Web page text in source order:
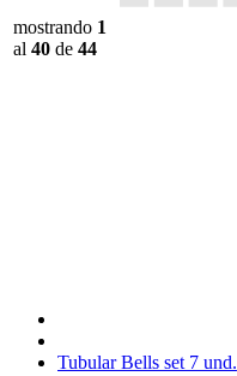
mostrando 1
al 40 de 44
Tubular Bells set 7 und.